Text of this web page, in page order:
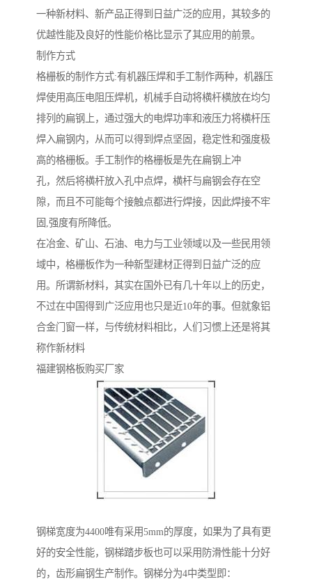
一种新材料、新产品正得到日益广泛的应用，其较多的
优越性能及良好的性能价格比显示了其应用的前景。
制作方式
格栅板的制作方式:有机器压焊和手工制作两种，机器压
焊使用高压电阻压焊机，机械手自动将横杆横放在均匀
排列的扁钢上，通过强大的电焊功率和液压力将横杆压
焊入扁钢内，从而可以得到焊点坚固，稳定性和强度极
高的格栅板。手工制作的格栅板是先在扁钢上冲
孔，然后将横杆放入孔中点焊，横杆与扁钢会存在空
隙，而且不可能每个接触点都进行焊接，因此焊接不牢
固,强度有所降低。
在冶金、矿山、石油、电力与工业领域以及一些民用领
域中，格栅板作为一种新型建材正得到日益广泛的应
用。所谓新材料，其实在国外已有几十年以上的历史，
不过在中国得到广泛应用也只是近10年的事。但就象铝
合金门窗一样，与传统材料相比，人们习惯上还是将其
称作新材料
福建钢格板购买厂家
钢梯宽度为4400唯有采用5mm的厚度，如果为了具有更
好的安全性能，钢梯踏步板也可以采用防滑性能十分好
的，齿形扁钢生产制作。钢梯分为4中类型即：